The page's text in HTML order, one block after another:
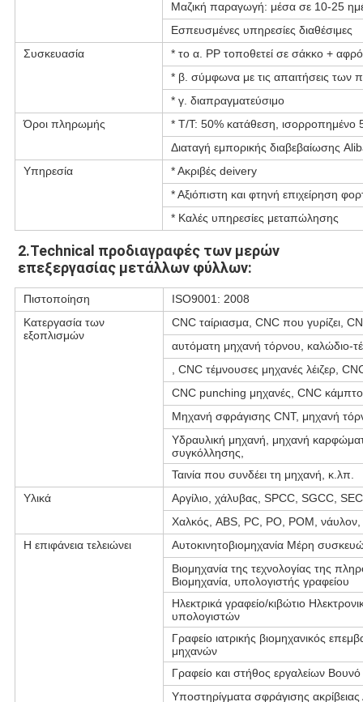
Μαζική παραγωγή: μέσα σε 10-25
Εσπευσμένες υπηρεσίες διαθέσιμες
Συσκευασία
* το α. PP τοποθετεί σε σάκκο +
* β. σύμφωνα με τις απαιτήσεις των
* γ. διαπραγματεύσιμο
Όροι πληρωμής
* T/T: 50% κατάθεση, ισορροπημένο
Διαταγή εμπορικής διαβεβαίωσης
Υπηρεσία
* Ακριβές deivery
* Αξιόπιστη και φτηνή επιχείρηση
* Καλές υπηρεσίες μεταπώλησης
2.Technical προδιαγραφές των μερών
επεξεργασίας μετάλλων φύλλων:
Πιστοποίηση
ISO9001: 2008
Κατεργασία των
εξοπλισμών
CNC ταίριασμα, CNC που γυρίζει,
αυτόματη μηχανή τόρνου, καλώδιο-
, CNC τέμνουσες μηχανές λέιζερ,
CNC punching μηχανές, CNC
Μηχανή σφράγισης CNT, μηχανή
Υδραυλική μηχανή, μηχανή
συγκόλλησης,
Ταινία που συνδέει τη μηχανή, κ.λπ.
Υλικά
Αργίλιο, χάλυβας, SPCC, SGCC,
Χαλκός, ABS, PC, PO, POM,
Η επιφάνεια τελειώνει
Αυτοκινητοβιομηχανία Μέρη
Βιομηχανία της τεχνολογίας της
Βιομηχανία, υπολογιστής γραφείου
Ηλεκτρικά γραφείο/κιβώτιο
υπολογιστών
Γραφείο ιατρικής βιομηχανικός
μηχανών
Γραφείο και στήθος εργαλείων
Υποστηρίγματα σφράγισης